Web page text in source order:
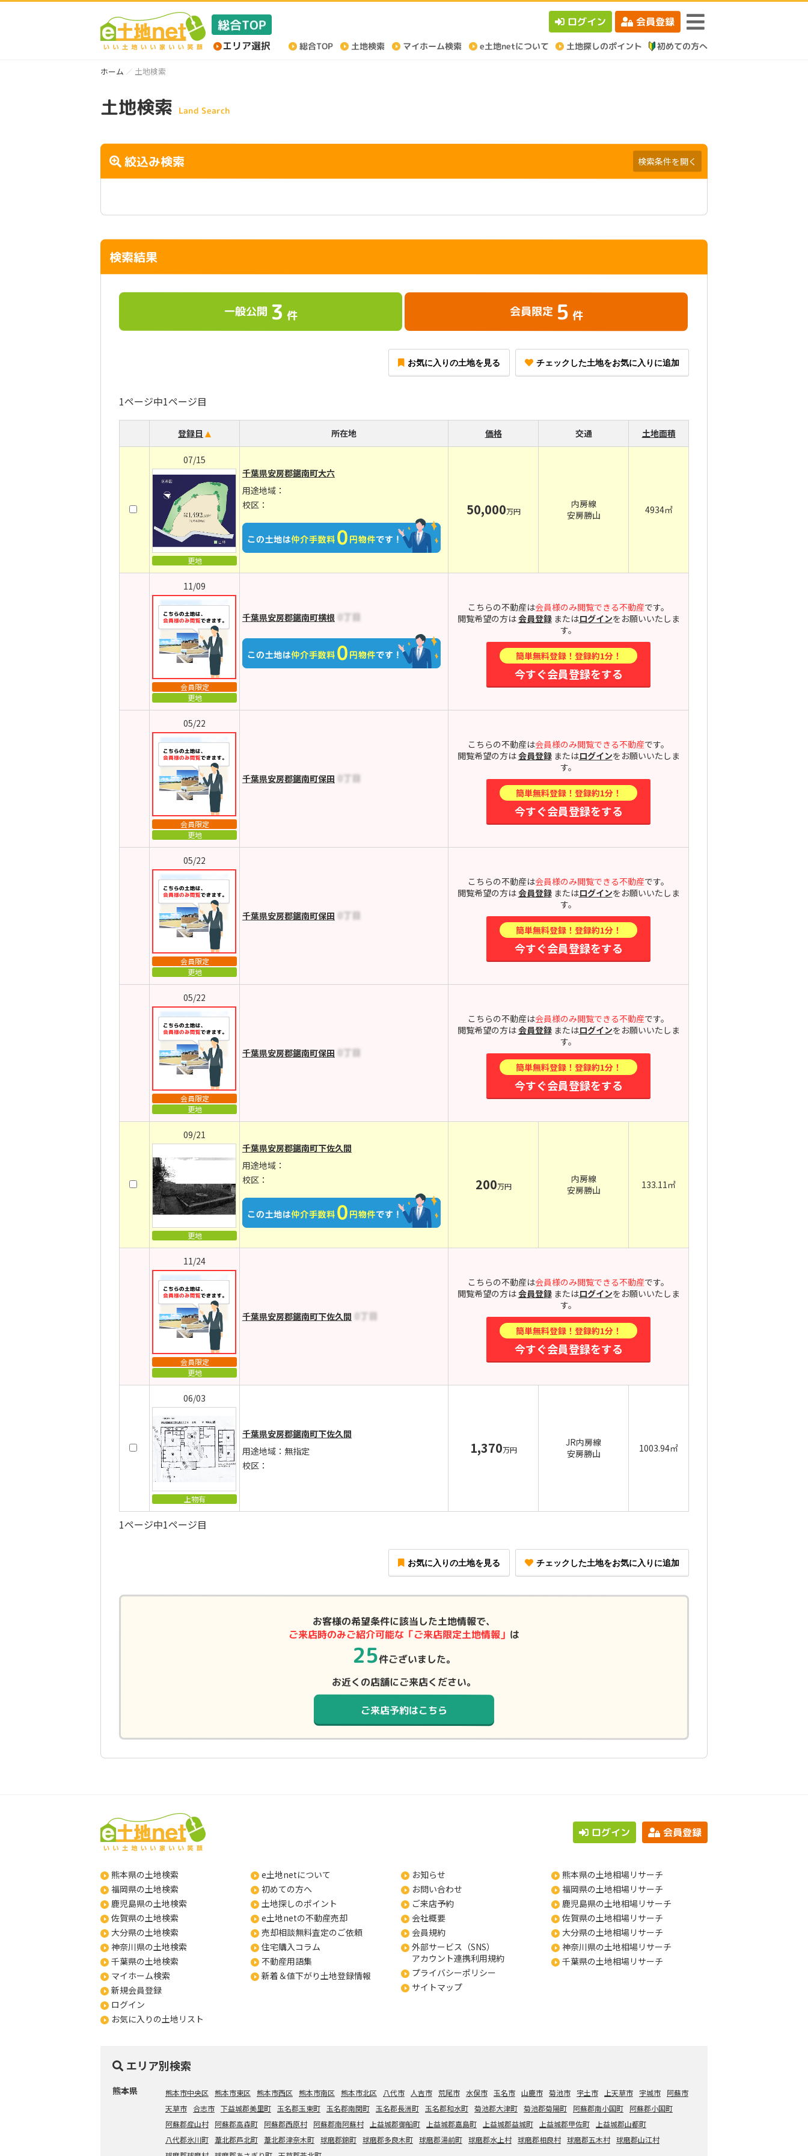
ログイン 会員登録
ホーム 土地検索
土地検索 Land Search
絞込み検索 検索条件を開く
検索結果
一般公開 3 件 会員限定 5 件
お気に入りの土地を見る チェックした土地をお気に入りに追加
1ページ中1ページ目
登録日 所在地 価格 交通 土地面積
07/15
更地
千葉県安房郡鋸南町大六
用途地域：
校区：
50,000万円
内房線
安房勝山
4934㎡
11/09
会員限定
更地
千葉県安房郡鋸南町横根
こちらの不動産は会員様のみ閲覧できる不動産です。
閲覧希望の方は会員登録またはログインをお願いいたしま
す。
簡単無料登録！登録約1分！
今すぐ会員登録をする
05/22
会員限定
更地
千葉県安房郡鋸南町保田
こちらの不動産は会員様のみ閲覧できる不動産です。
閲覧希望の方は会員登録またはログインをお願いいたしま
す。
簡単無料登録！登録約1分！
今すぐ会員登録をする
05/22
会員限定
更地
千葉県安房郡鋸南町保田
こちらの不動産は会員様のみ閲覧できる不動産です。
閲覧希望の方は会員登録またはログインをお願いいたしま
す。
簡単無料登録！登録約1分！
今すぐ会員登録をする
05/22
会員限定
更地
千葉県安房郡鋸南町保田
こちらの不動産は会員様のみ閲覧できる不動産です。
閲覧希望の方は会員登録またはログインをお願いいたしま
す。
簡単無料登録！登録約1分！
今すぐ会員登録をする
09/21
更地
千葉県安房郡鋸南町下佐久間
用途地域：
校区：
200万円
内房線
安房勝山
133.11㎡
11/24
会員限定
更地
千葉県安房郡鋸南町下佐久間
こちらの不動産は会員様のみ閲覧できる不動産です。
閲覧希望の方は会員登録またはログインをお願いいたしま
す。
簡単無料登録！登録約1分！
今すぐ会員登録をする
06/03
上物有
千葉県安房郡鋸南町下佐久間
用途地域：無指定
校区：
1,370万円
JR内房線
安房勝山
1003.94㎡
1ページ中1ページ目
お気に入りの土地を見る チェックした土地をお気に入りに追加
お客様の希望条件に該当した土地情報で、
ご来店時のみご紹介可能な「ご来店限定土地情報」 は
25件ございました。
お近くの店舗にご来店ください。
ご来店予約はこちら
ログイン 会員登録
熊本県の土地検索
福岡県の土地検索
鹿児島県の土地検索
佐賀県の土地検索
大分県の土地検索
神奈川県の土地検索
千葉県の土地検索
マイホーム検索
新規会員登録
ログイン
お気に入りの土地リスト
e土地netについて
初めての方へ
土地探しのポイント
e土地netの不動産売却
売却相談無料査定のご依頼
住宅購入コラム
不動産用語集
新着＆値下がり土地登録情報
お知らせ
お問い合わせ
ご来店予約
会社概要
会員規約
外部サービス（SNS）
アカウント連携利用規約
プライバシーポリシー
サイトマップ
熊本県の土地相場リサーチ
福岡県の土地相場リサーチ
鹿児島県の土地相場リサーチ
佐賀県の土地相場リサーチ
大分県の土地相場リサーチ
神奈川県の土地相場リサーチ
千葉県の土地相場リサーチ
エリア別検索
熊本県 熊本市中央区 熊本市東区 熊本市西区 熊本市南区 熊本市北区 八代市 人吉市 荒尾市 水俣市 玉名市 山鹿市 菊池市 宇土市 上天草市 宇城市
阿蘇市
天草市
合志市 下益城郡美里町 玉名郡玉東町 玉名郡南関町 玉名郡長洲町 玉名郡和水町 菊池郡大津町 菊池郡菊陽町 阿蘇郡南小国町
阿蘇郡小国町
阿蘇郡産山村
阿蘇郡高森町 阿蘇郡西原村 阿蘇郡南阿蘇村 上益城郡御船町 上益城郡嘉島町 上益城郡益城町 上益城郡甲佐町
上益城郡山都町
八代郡氷川町 葦北郡芦北町 葦北郡津奈木町 球磨郡錦町 球磨郡多良木町 球磨郡湯前町 球磨郡水上村 球磨郡相良村 球磨郡五木村 球磨郡山江村